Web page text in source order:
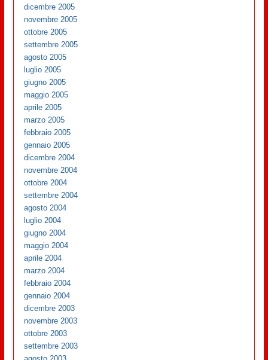
dicembre 2005
novembre 2005
ottobre 2005
settembre 2005
agosto 2005
luglio 2005
giugno 2005
maggio 2005
aprile 2005
marzo 2005
febbraio 2005
gennaio 2005
dicembre 2004
novembre 2004
ottobre 2004
settembre 2004
agosto 2004
luglio 2004
giugno 2004
maggio 2004
aprile 2004
marzo 2004
febbraio 2004
gennaio 2004
dicembre 2003
novembre 2003
ottobre 2003
settembre 2003